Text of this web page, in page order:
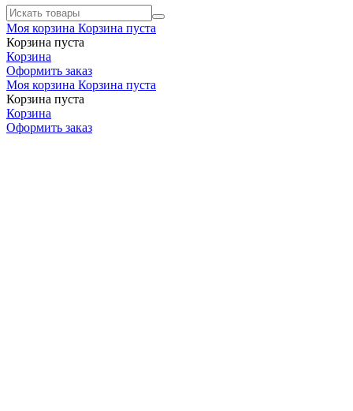
Моя корзина Корзина пуста
Корзина пуста
Корзина
Оформить заказ
Моя корзина Корзина пуста
Корзина пуста
Корзина
Оформить заказ